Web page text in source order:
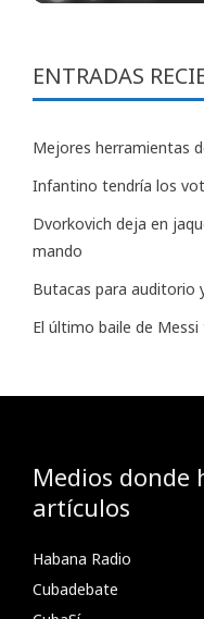
ENTRADAS
Mejores herramientas
Infantino tendría los
Dvorkovich deja en
mando
Butacas para auditorio
El último baile de
Medios donde
artículos
Habana Radio
Cubadebate